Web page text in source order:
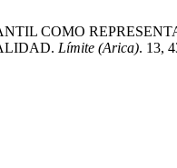
COMO
Límite (Arica). 13,